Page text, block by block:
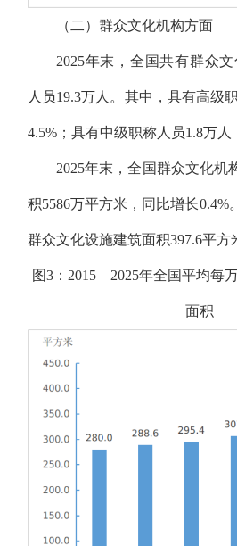
（二）群众文化机构方面
2025年末，全国共有群众
人员19.3万人。其中，具有高级
4.5%；具有中级职称人员1.8万人
2025年末，全国群众文化机
积5586万平方米，同比增长0.4%
群众文化设施建筑面积397.6平方
图3：2015—2025年全国平均每
面积